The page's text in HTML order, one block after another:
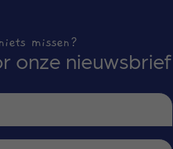
missen?
onze nieuwsbrief